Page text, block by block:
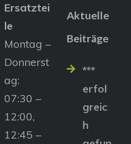
Ersatztei
le
Montag –
Donnerst
ag:
07:30 –
12:00,
12:45 –
Aktuelle
Beiträge
***
erfol
greic
h